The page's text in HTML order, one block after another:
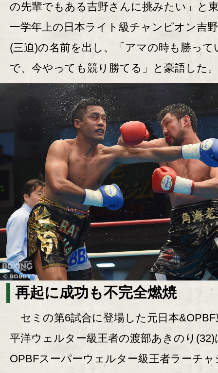
の先輩でもある吉野さんに挑みたい」と
一学年上の日本ライト級チャンピオン吉
(三迫)の名前を出し、「アマの時も勝って
で、今やっても競り勝てる」と豪語した。
再起に成功も不完全燃焼
セミの第6試合に登場した元日本&OPBF
平洋ウェルター級王者の渡部あきのり(32)
OPBFスーパーウェルター級王者ラーチャ